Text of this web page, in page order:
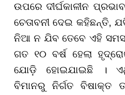
ଉପରେ ଦୀର୍ଘକାଳୀନ
ଚେତାବନୀ ଦେଇ କହିଛନ୍ତି,
ନିଆ ନ ଯିବ ତେବେ ଏହି
ଗତ ୧୦ ବର୍ଷ ହେଲା
ଯୋଡ଼ି ହୋଇଯାଇଛି ।
ବିମାନରୁ ନିର୍ଗତ ବିଷାକ୍ତ